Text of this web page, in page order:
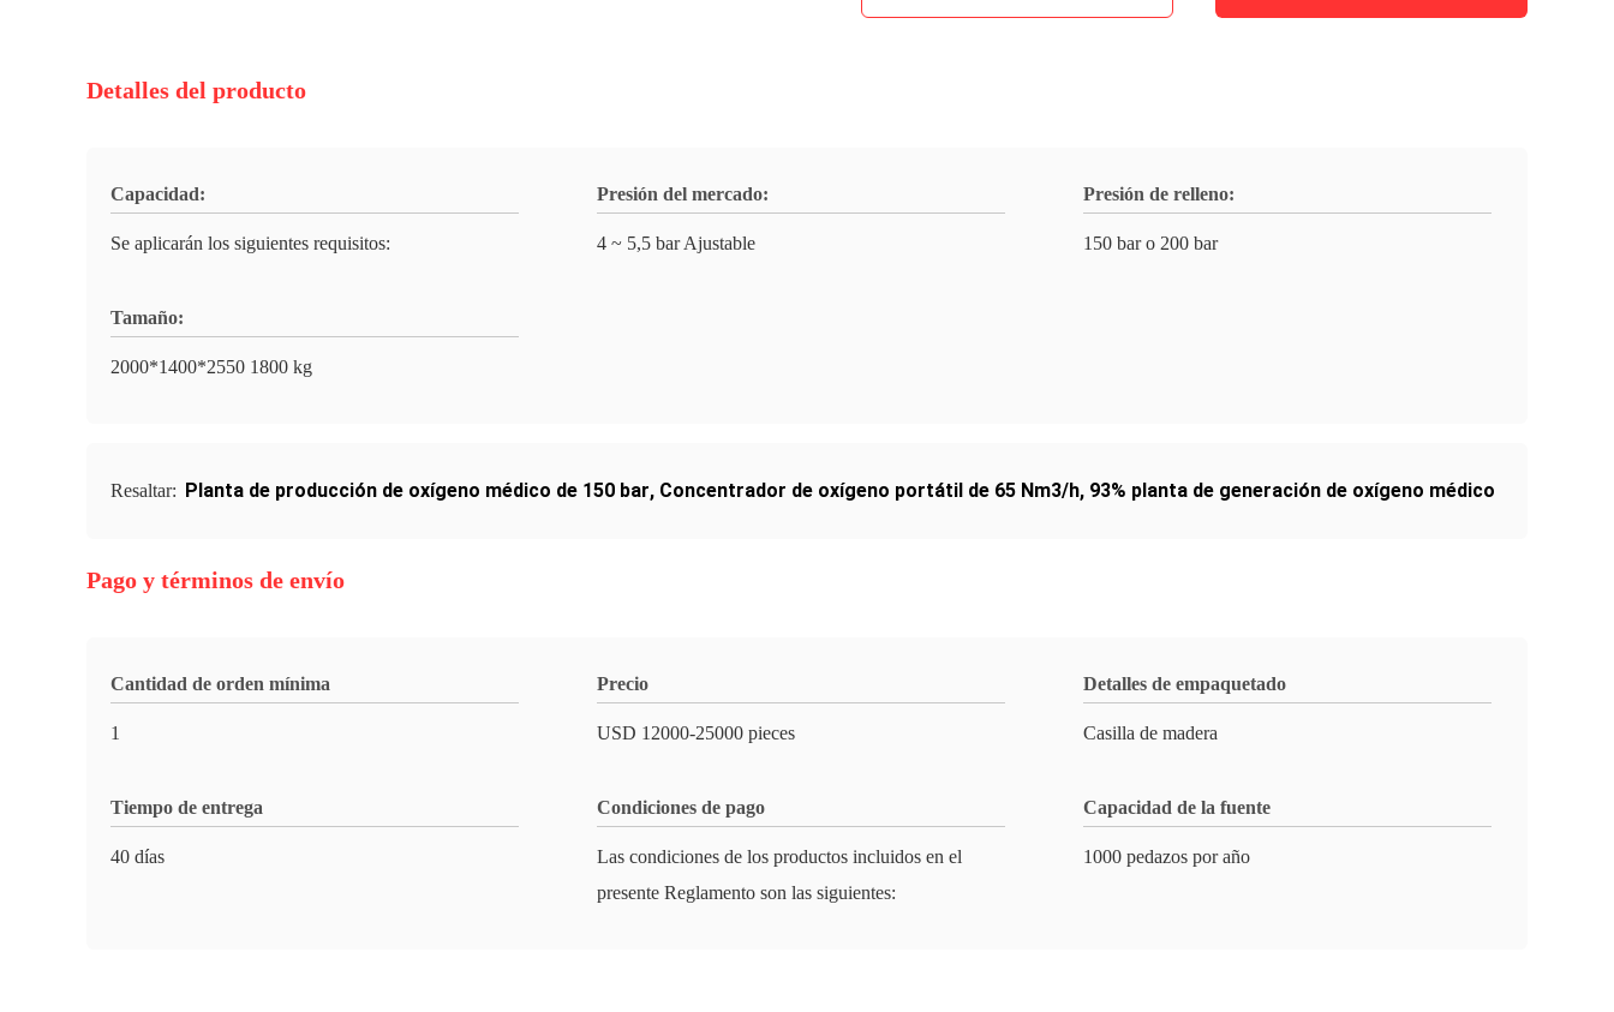
Detalles del producto
Capacidad:
Se aplicarán los siguientes requisitos:
Presión del mercado:
4 ~ 5,5 bar Ajustable
Presión de relleno:
150 bar o 200 bar
Tamaño:
2000*1400*2550 1800 kg
Resaltar: Planta de producción de oxígeno médico de 150 bar, Concentrador de oxígeno portátil de 65 Nm3/h, 93% planta de generación de oxígeno médico
Pago y términos de envío
Cantidad de orden mínima
1
Precio
USD 12000-25000 pieces
Detalles de empaquetado
Casilla de madera
Tiempo de entrega
40 días
Condiciones de pago
Las condiciones de los productos incluidos en el
presente Reglamento son las siguientes:
Capacidad de la fuente
1000 pedazos por año